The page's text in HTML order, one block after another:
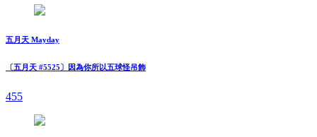
五月天 Mayday
〔五月天 #5525〕因為你所以五球怪吊飾
455